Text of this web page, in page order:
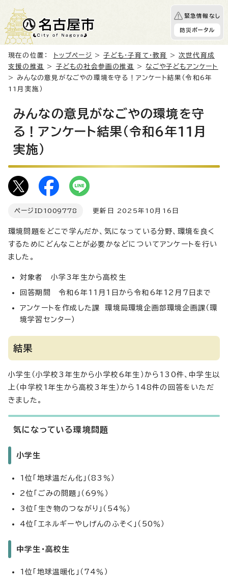
緊急情報なし
防災ポータル
現在の位置： トップページ >子ども・子育て・教育 >次世代育成
支援の推進
> 子どもの社会参画の推進 >なごや子どもアンケート
> みんなの意見がなごやの環境を守る！アンケート結果（令和6年
11月実施）
みんなの意見がなごやの環境を守
る！アンケート結果（令和6年11月
実施）
ページID 1009778 更新日 2025年10月16日
環境問題をどこで学んだか、気になっている分野、環境を良く
するためにどんなことが必要かなどについてアンケートを行い
ました。
対象者 小学3年生から高校生
回答期間 令和6年11月1日から令和6年12月7日まで
アンケートを作成した課 環境局環境企画部環境企画課（環
境学習センター）
結果
小学生（小学校3年生から小学校6年生）から130件、中学生以
上（中学校1年生から高校3年生）から148件の回答をいただ
きました。
気になっている環境問題
小学生
1位「地球温だん化」（83％）
2位「ごみの問題」（69％）
3位「生き物のつながり」（54％）
4位「エネルギーやしげんのふそく」（50％）
中学生・高校生
1位「地球温暖化」（74％）